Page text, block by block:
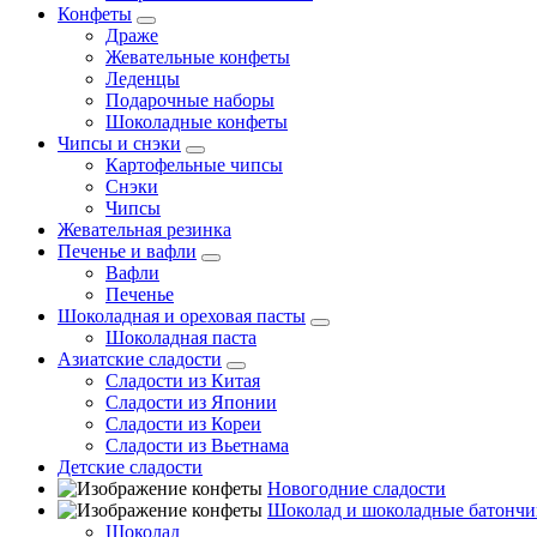
Конфеты
Драже
Жевательные конфеты
Леденцы
Подарочные наборы
Шоколадные конфеты
Чипсы и снэки
Картофельные чипсы
Снэки
Чипсы
Жевательная резинка
Печенье и вафли
Вафли
Печенье
Шоколадная и ореховая пасты
Шоколадная паста
Азиатские сладости
Сладости из Китая
Сладости из Японии
Сладости из Кореи
Сладости из Вьетнама
Детские сладости
Новогодние сладости
Шоколад и шоколадные
Шоколад